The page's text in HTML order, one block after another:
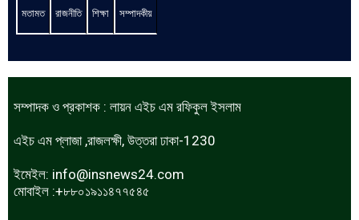
মতামত রাজনীতি শিক্ষা সম্পাদকীয়
সম্পাদক ও প্রকাশক : লায়ন এইচ এম রফিকুল ইসলাম
এইচ এম প্লাজা ,রাজলক্ষী, উত্তরা ঢাকা-1230
ইমেইল: info@insnews24.com
মোবাইল :+৮৮০১৯১১৪৭৭৫৪৫